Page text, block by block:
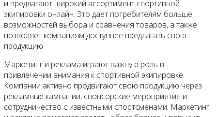
и предлагают широкий ассортимент спортивной
экипировки онлайн. Это дает потребителям больше
возможностей выбора и сравнения товаров, а также
позволяет компаниям доступнее предлагать свою
продукцию.
Маркетинг и реклама играют важную роль в
привлечении внимания к спортивной экипировке.
Компании активно продвигают свою продукцию через
рекламные кампании, спонсорские мероприятия и
сотрудничество с известными спортсменами. Маркетинг